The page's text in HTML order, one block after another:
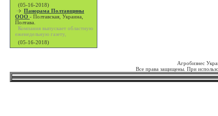
(05-16-2018)
Панорама Полтавщины
ООО - Полтавская, Украина,
Полтава.
Компания выпускает областную
еженедельную газету,
(05-16-2018)
Агробизнес
Все права защищены. При